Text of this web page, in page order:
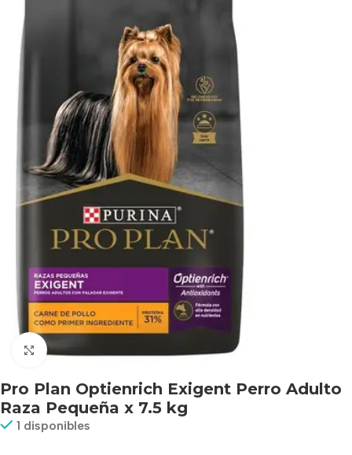
Haga clic para ampliar
Pro Plan Optienrich Exigent Perro Adulto
Raza Pequeña x 7.5 kg
1 disponibles